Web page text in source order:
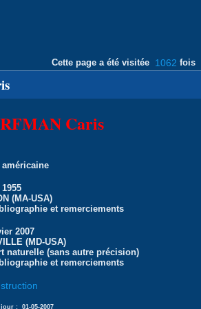
Cette page a été visitée 1062 fois
Caris
(MA-USA)
et remerciements
2007
(MD-USA)
naturelle (sans autre précision)
et remerciements
jour : 01-05-2007